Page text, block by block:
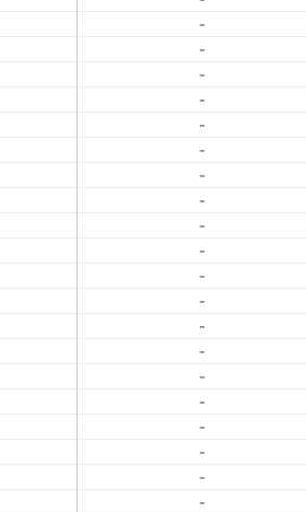
-
-
-
-
-
-
-
-
-
-
-
-
-
-
-
-
-
-
-
-